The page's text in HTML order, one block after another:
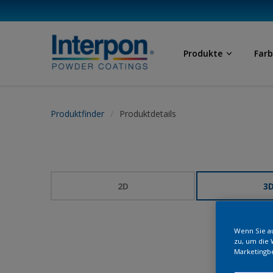
Produkte
Produktfinder Produktdetails
2D 3D
Wenn Sie
zu, um die